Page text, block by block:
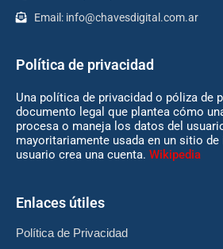
Email: info@chavesdigital.com.ar
Política de privacidad
Una política de privacidad o póliza de
documento legal que plantea cómo
procesa o maneja los datos del
mayoritariamente usada en un sitio de
usuario crea una cuenta. Wikipedia
Enlaces útiles
Política de Privacidad